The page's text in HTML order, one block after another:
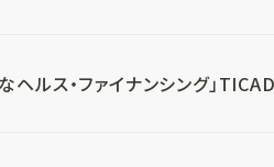
ヘルス・ファイナンシング」